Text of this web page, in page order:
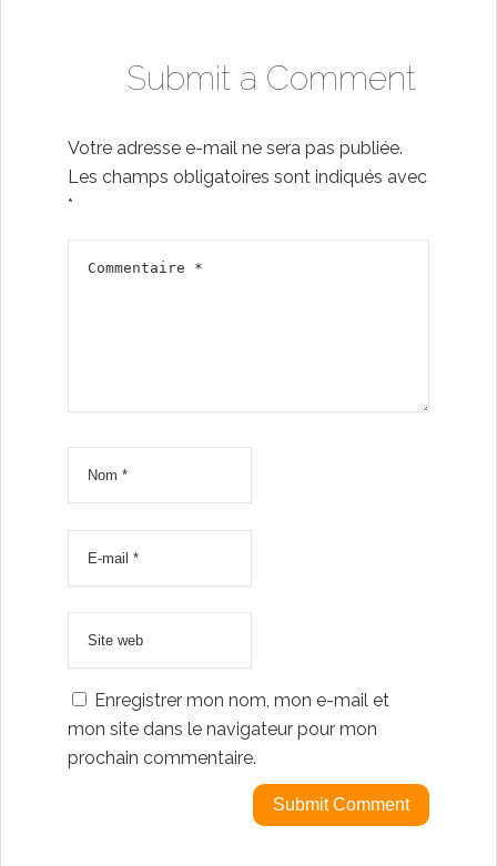
Submit a Comment
Votre adresse e-mail ne sera pas publiée.
Les champs obligatoires sont indiqués avec
*
Enregistrer mon nom, mon e-mail et
mon site dans le navigateur pour mon
prochain commentaire.